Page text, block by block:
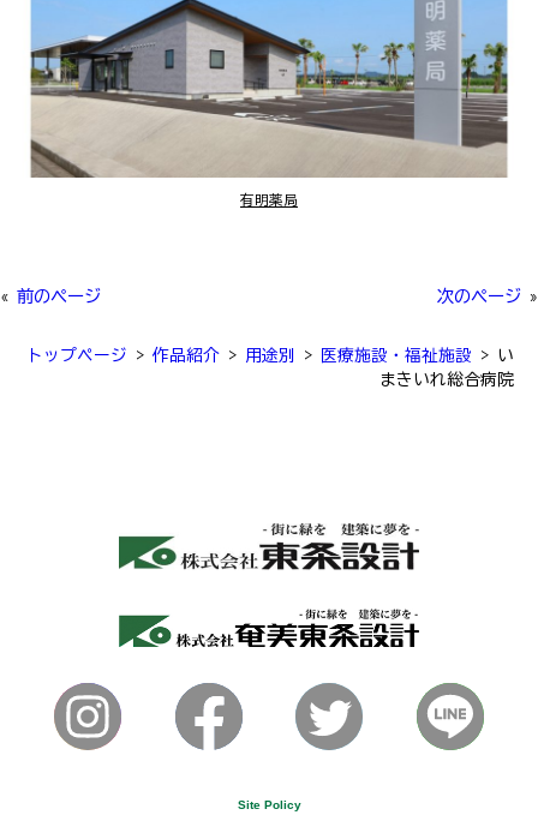
有明薬局
« 前のページ 次のページ »
トップページ > 作品紹介 > 用途別 > 医療施設・福祉施設 > い
まきいれ総合病院
Site Policy